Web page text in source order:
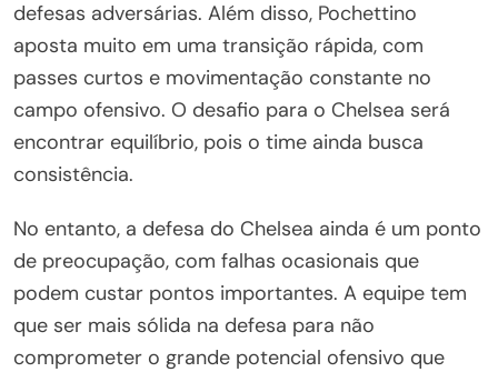
defesas adversárias. Além disso, Pochettino
aposta muito em uma transição rápida, com
passes curtos e movimentação constante no
campo ofensivo. O desafio para o Chelsea será
encontrar equilíbrio, pois o time ainda busca
consistência.
No entanto, a defesa do Chelsea ainda é um ponto
de preocupação, com falhas ocasionais que
podem custar pontos importantes. A equipe tem
que ser mais sólida na defesa para não
comprometer o grande potencial ofensivo que